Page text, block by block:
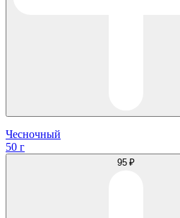
Чесночный
50 г
95 ₽